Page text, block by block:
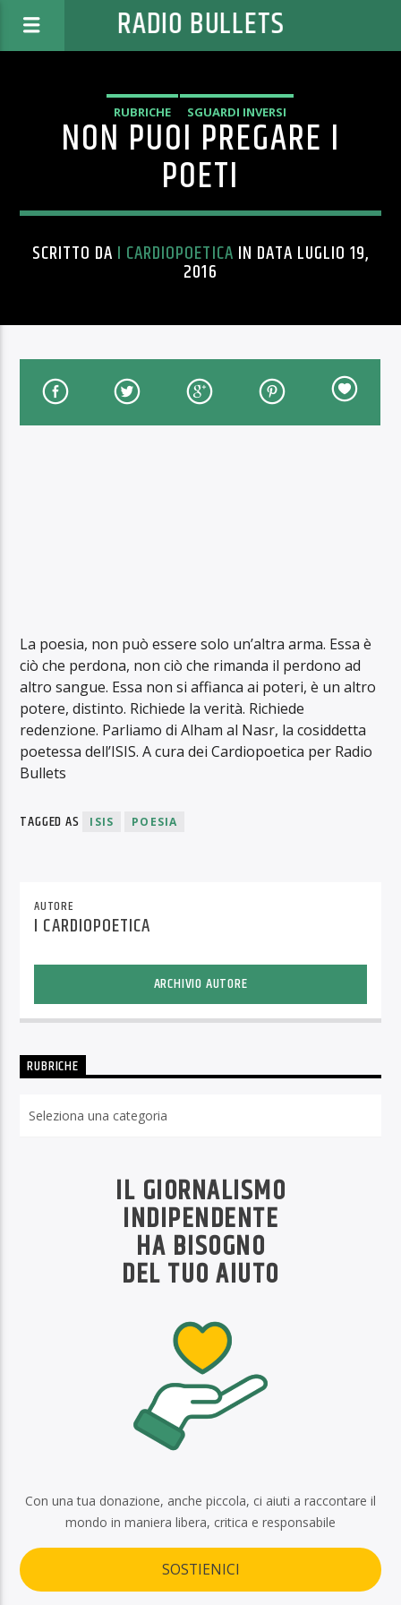
RADIO BULLETS
RUBRICHE SGUARDI INVERSI
NON PUOI PREGARE I
POETI
SCRITTO DA I CARDIOPOETICA IN DATA LUGLIO 19,
2016
La poesia, non può essere solo un’altra arma. Essa è
ciò che perdona, non ciò che rimanda il perdono ad
altro sangue. Essa non si affianca ai poteri, è un altro
potere, distinto. Richiede la verità. Richiede
redenzione. Parliamo di Alham al Nasr, la cosiddetta
poetessa dell’ISIS. A cura dei Cardiopoetica per Radio
Bullets
TAGGED AS ISIS POESIA
AUTORE
I CARDIOPOETICA
ARCHIVIO AUTORE
RUBRICHE
IL GIORNALISMO
INDIPENDENTE
HA BISOGNO
DEL TUO AIUTO
Con una tua donazione, anche piccola, ci aiuti a raccontare il
mondo in maniera libera, critica e responsabile
SOSTIENICI